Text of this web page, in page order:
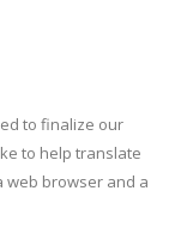
to finalize our
to help translate
web browser and a